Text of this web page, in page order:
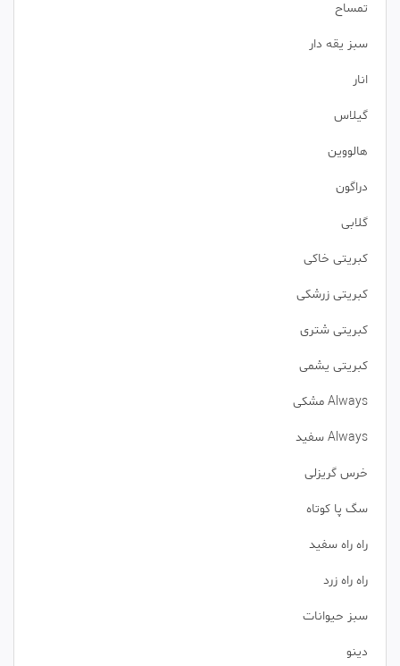
تمساح
سبز یقه دار
انار
گیلاس
هالووین
دراگون
گلابی
کبریتی خاکی
کبریتی زرشکی
کبریتی شتری
کبریتی یشمی
Always مشکی
Always سفید
خرس گریزلی
سگ پا کوتاه
راه راه سفید
راه راه زرد
سبز حیوانات
دینو